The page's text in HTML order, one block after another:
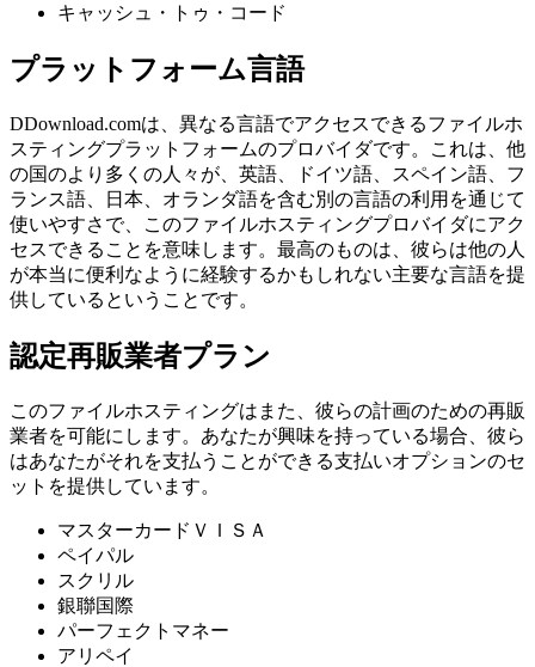
キャッシュ・トゥ・コード
プラットフォーム言語
DDownload.comは、異なる言語でアクセスできるファイルホ
スティングプラットフォームのプロバイダです。これは、他
の国のより多くの人々が、英語、ドイツ語、スペイン語、フ
ランス語、日本、オランダ語を含む別の言語の利用を通じて
使いやすさで、このファイルホスティングプロバイダにアク
セスできることを意味します。最高のものは、彼らは他の人
が本当に便利なように経験するかもしれない主要な言語を提
供しているということです。
認定再販業者プラン
このファイルホスティングはまた、彼らの計画のための再販
業者を可能にします。あなたが興味を持っている場合、彼ら
はあなたがそれを支払うことができる支払いオプションのセ
ットを提供しています。
マスターカードＶＩＳＡ
ペイパル
スクリル
銀聯国際
パーフェクトマネー
アリペイ